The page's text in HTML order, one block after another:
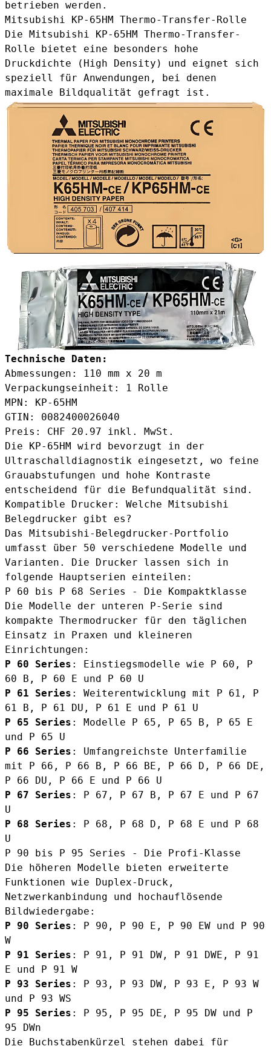
betrieben werden.
Mitsubishi KP-65HM Thermo-Transfer-Rolle
Die Mitsubishi KP-65HM Thermo-Transfer-
Rolle bietet eine besonders hohe
Druckdichte (High Density) und eignet sich
speziell für Anwendungen, bei denen
maximale Bildqualität gefragt ist.
Technische Daten:
Abmessungen: 110 mm x 20 m
Verpackungseinheit: 1 Rolle
MPN: KP-65HM
GTIN: 0082400026040
Preis: CHF 20.97 inkl. MwSt.
Die KP-65HM wird bevorzugt in der
Ultraschalldiagnostik eingesetzt, wo feine
Grauabstufungen und hohe Kontraste
entscheidend für die Befundqualität sind.
Kompatible Drucker: Welche Mitsubishi
Belegdrucker gibt es?
Das Mitsubishi-Belegdrucker-Portfolio
umfasst über 50 verschiedene Modelle und
Varianten. Die Drucker lassen sich in
folgende Hauptserien einteilen:
P 60 bis P 68 Series - Die Kompaktklasse
Die Modelle der unteren P-Serie sind
kompakte Thermodrucker für den täglichen
Einsatz in Praxen und kleineren
Einrichtungen:
P 60 Series : Einstiegsmodelle wie P 60, P
60 B, P 60 E und P 60 U
P 61 Series : Weiterentwicklung mit P 61, P
61 B, P 61 DU, P 61 E und P 61 U
P 65 Series : Modelle P 65, P 65 B, P 65 E
und P 65 U
P 66 Series : Umfangreichste Unterfamilie
mit P 66, P 66 B, P 66 BE, P 66 D, P 66 DE,
P 66 DU, P 66 E und P 66 U
P 67 Series : P 67, P 67 B, P 67 E und P 67
U
P 68 Series : P 68, P 68 D, P 68 E und P 68
U
P 90 bis P 95 Series - Die Profi-Klasse
Die höheren Modelle bieten erweiterte
Funktionen wie Duplex-Druck,
Netzwerkanbindung und hochauflösende
Bildwiedergabe:
P 90 Series : P 90, P 90 E, P 90 EW und P 90
W
P 91 Series : P 91, P 91 DW, P 91 DWE, P 91
E und P 91 W
P 93 Series : P 93, P 93 DW, P 93 E, P 93 W
und P 93 WS
P 95 Series : P 95, P 95 DE, P 95 DW und P
95 DWn
Die Buchstabenkürzel stehen dabei für